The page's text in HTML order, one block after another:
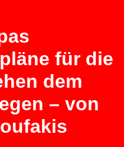
für die
dem
– von